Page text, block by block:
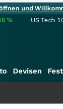
und
% US Tech
Devisen